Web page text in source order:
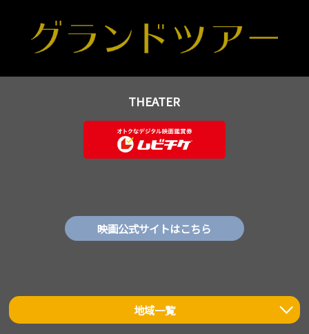
THEATER
映画公式サイトはこちら
地域一覧